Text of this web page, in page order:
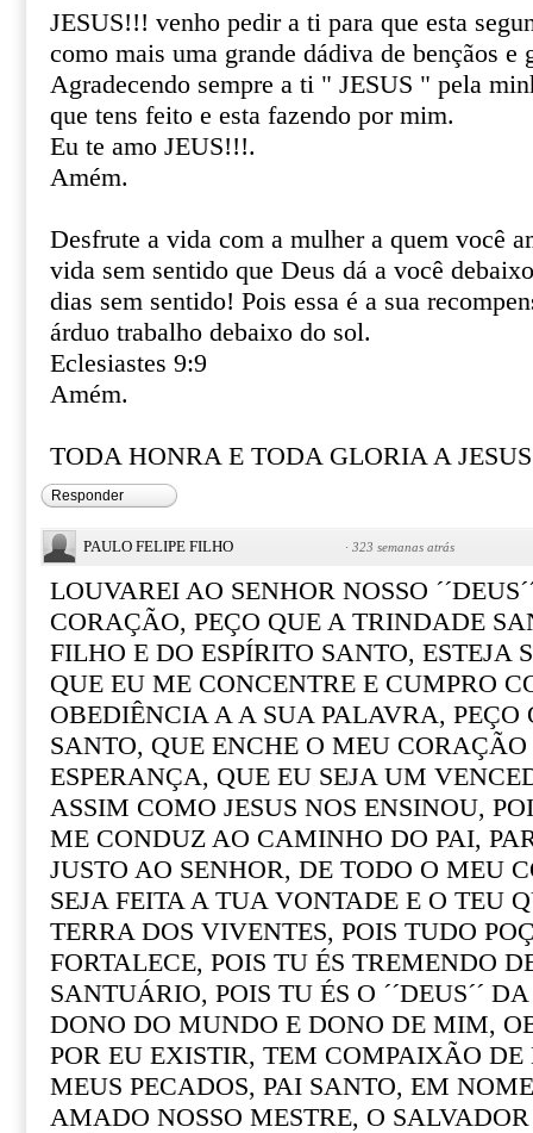
JESUS!!! venho pedir a ti para que esta
como mais uma grande dádiva de bençãos e
Agradecendo sempre a ti " JESUS " pela
que tens feito e esta fazendo por mim.
Eu te amo JEUS!!!.
Amém.
Desfrute a vida com a mulher a quem você
vida sem sentido que Deus dá a você
dias sem sentido! Pois essa é a sua
árduo trabalho debaixo do sol.
Eclesiastes 9:9
Amém.
TODA HONRA E TODA GLORIA A
Responder
PAULO FELIPE FILHO · 323 semanas atrás
LOUVAREI AO SENHOR NOSSO
CORAÇÃO, PEÇO QUE A TRINDADE
FILHO E DO ESPÍRITO SANTO, ESTEJA
QUE EU ME CONCENTRE E CUMPRO
OBEDIÊNCIA A A SUA PALAVRA, PEÇO
SANTO, QUE ENCHE O MEU
ESPERANÇA, QUE EU SEJA UM
ASSIM COMO JESUS NOS ENSINOU,
ME CONDUZ AO CAMINHO DO PAI,
JUSTO AO SENHOR, DE TODO O MEU
SEJA FEITA A TUA VONTADE E O TEU
TERRA DOS VIVENTES, POIS TUDO
FORTALECE, POIS TU ÉS TREMENDO
SANTUÁRIO, POIS TU ÉS O ´´DEUS´´
DONO DO MUNDO E DONO DE MIM,
POR EU EXISTIR, TEM COMPAIXÃO
MEUS PECADOS, PAI SANTO, EM
AMADO NOSSO MESTRE, O SALVADOR